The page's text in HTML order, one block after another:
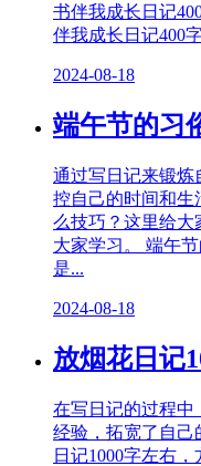
书伴我成长日记
伴我成长日记400
2024-08-18
端午节的习
通过写日记来锻炼
控自己的时间和生
么技巧？这里给大
大家学习。 端午
是...
2024-08-18
放烟花日记
在写日记的过程中
经验，拓宽了自己
日记1000字左右